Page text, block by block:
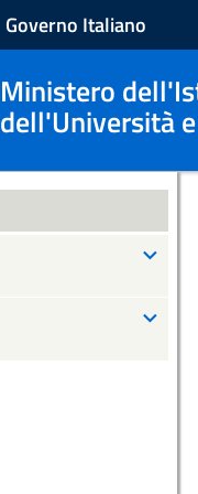
Governo Italiano
Ministero
dell'Università